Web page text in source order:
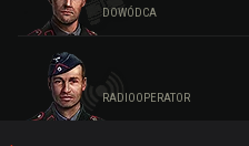
DOWÓDCA
RADIOOPERATOR